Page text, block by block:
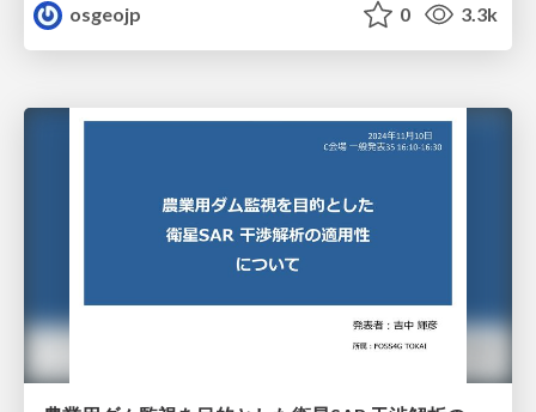
osgeojp
0 3.3k